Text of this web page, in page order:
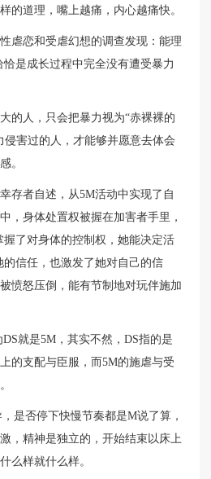
的道理，嘴上越痛，内心越痛快。
虐恋和受虐幻想的调查发现：能理
是成长过程中完全没有遭受暴力
的人，只会把暴力视为“赤裸裸的
侵害过的人，才能够并愿意去体会
。
存者自述，从5M活动中实现了自
，身体处置权被握在加害者手里，
了对身体的控制权，她能决定活
信任，也激发了她对自己的信
愤怒压倒，能有节制地对玩伴施加
就是5M，其实不然，DS指的是
的支配与臣服，而5M的施虐与受
是否停下快慢节奏都是M说了算，
，精神是独立的，开始结束以床上
么样就什么样。